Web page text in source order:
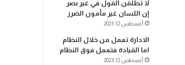
لا تطلقن القول في غير بصر
إن اللسان غير مأمون الضرر
أغسطس 12, 2023
الادارة تعمل من خلال النظام
اما القيادة فتعمل فوق النظام
أغسطس 12, 2023